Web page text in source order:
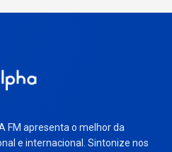
FM apresenta o melhor da
e internacional. Sintonize nos